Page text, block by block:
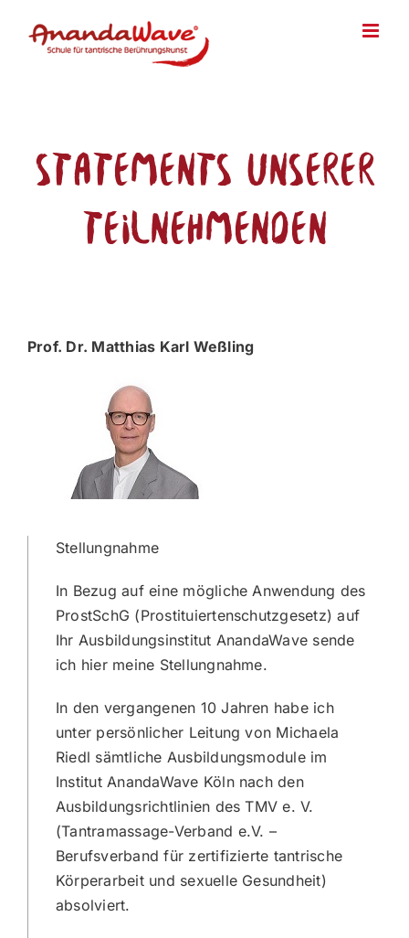
Inhalt
Statements unserer
Teilnehmenden
Prof. Dr. Matthias Karl Weßling
Stellungnahme
In Bezug auf eine mögliche Anwendung des
ProstSchG (Prostituiertenschutzgesetz) auf
Ihr Ausbildungsinstitut AnandaWave sende
ich hier meine Stellungnahme.
In den vergangenen 10 Jahren habe ich
unter persönlicher Leitung von Michaela
Riedl sämtliche Ausbildungsmodule im
Institut AnandaWave Köln nach den
Ausbildungsrichtlinien des TMV e. V.
(Tantramassage-Verband e.V. –
Berufsverband für zertifizierte tantrische
Körperarbeit und sexuelle Gesundheit)
absolviert.